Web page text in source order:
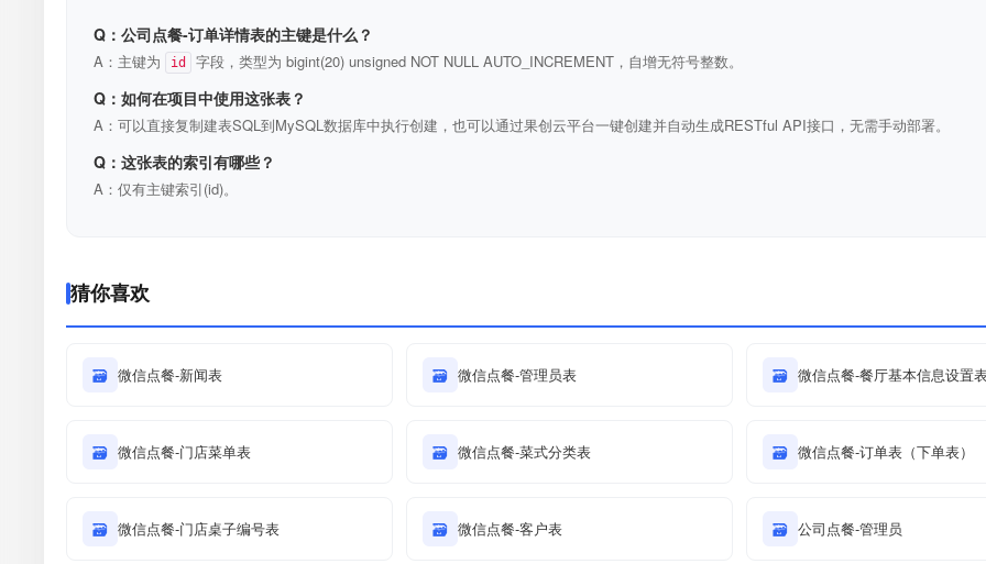
Q：公司点餐-订单详情表的主键是什么？
A：主键为 id 字段，类型为 bigint(20) unsigned NOT NULL AUTO_INCREMENT，自增无符号整数。
Q：如何在项目中使用这张表？
A：可以直接复制建表SQL到MySQL数据库中执行创建，也可以通过果创云平台一键创建并自动生成RESTful API接口，无需手动部署。
Q：这张表的索引有哪些？
A：仅有主键索引(id)。
猜你喜欢
🗃 微信点餐-新闻表 🗃 微信点餐-管理员表 🗃 微信点餐-餐厅基本信息设置
🗃 微信点餐-门店菜单表 🗃 微信点餐-菜式分类表 🗃 微信点餐-订单表（下单表）
🗃 微信点餐-门店桌子编号表 🗃 微信点餐-客户表 🗃 公司点餐-管理员